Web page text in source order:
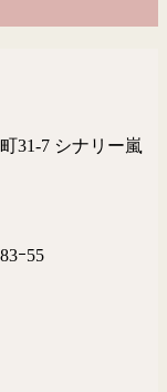
31-7 シナリー嵐
ｰ55